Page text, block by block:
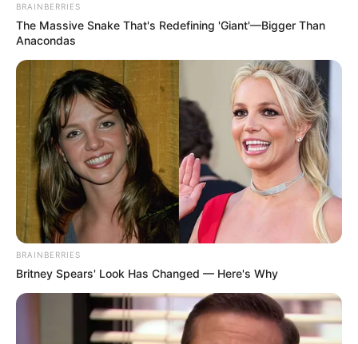
BRAINBERRIES
The Massive Snake That's Redefining 'Giant'—Bigger Than
Anacondas
BRAINBERRIES
Britney Spears' Look Has Changed — Here's Why